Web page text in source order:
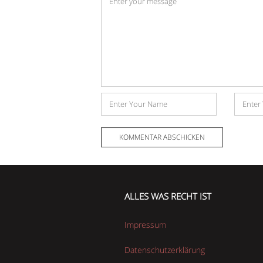
Name
Mail-
ALLES WAS RECHT IST
Impressum
Datenschutzerklärung